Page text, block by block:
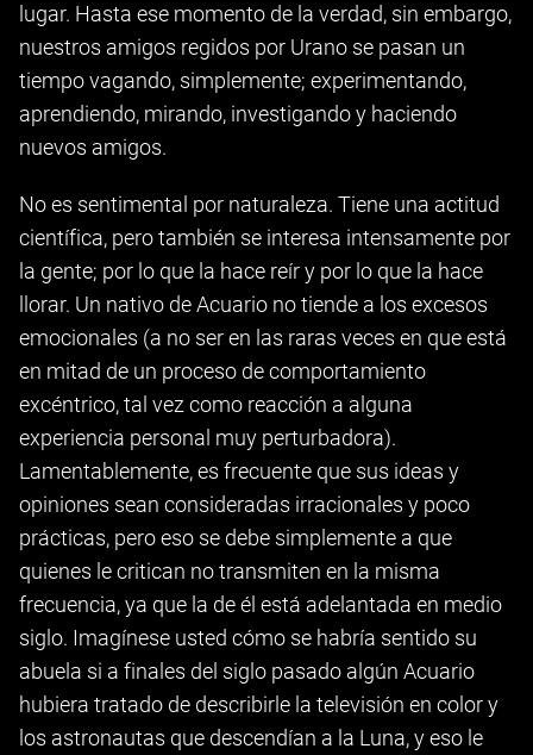
lugar. Hasta ese momento de la verdad, sin embargo,
nuestros amigos regidos por Urano se pasan un
tiempo vagando, simplemente; experimentando,
aprendiendo, mirando, investigando y haciendo
nuevos amigos.
No es sentimental por naturaleza. Tiene una actitud
científica, pero también se interesa intensamente por
la gente; por lo que la hace reír y por lo que la hace
llorar. Un nativo de Acuario no tiende a los excesos
emocionales (a no ser en las raras veces en que está
en mitad de un proceso de comportamiento
excéntrico, tal vez como reacción a alguna
experiencia personal muy perturbadora).
Lamentablemente, es frecuente que sus ideas y
opiniones sean consideradas irracionales y poco
prácticas, pero eso se debe simplemente a que
quienes le critican no transmiten en la misma
frecuencia, ya que la de él está adelantada en medio
siglo. Imagínese usted cómo se habría sentido su
abuela si a finales del siglo pasado algún Acuario
hubiera tratado de describirle la televisión en color y
los astronautas que descendían a la Luna, y eso le